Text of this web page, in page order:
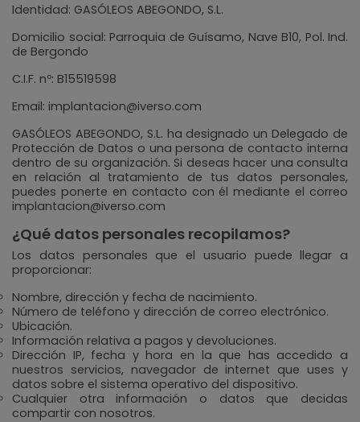
Identidad: GASÓLEOS ABEGONDO, S.L.
Domicilio social: Parroquia de Guísamo, Nave B10, Pol. Ind.
de Bergondo
C.I.F. nº: B15519598
Email: implantacion@iverso.com
GASÓLEOS ABEGONDO, S.L. ha designado un Delegado de
Protección de Datos o una persona de contacto interna
dentro de su organización. Si deseas hacer una consulta
en relación al tratamiento de tus datos personales,
puedes ponerte en contacto con él mediante el correo
implantacion@iverso.com
¿Qué datos personales recopilamos?
Los datos personales que el usuario puede llegar a
proporcionar:
Nombre, dirección y fecha de nacimiento.
Número de teléfono y dirección de correo electrónico.
Ubicación.
Información relativa a pagos y devoluciones.
Dirección IP, fecha y hora en la que has accedido a
nuestros servicios, navegador de internet que uses y
datos sobre el sistema operativo del dispositivo.
Cualquier otra información o datos que decidas
compartir con nosotros.